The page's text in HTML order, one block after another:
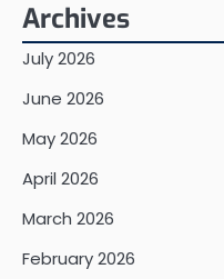
Archives
July 2026
June 2026
May 2026
April 2026
March 2026
February 2026